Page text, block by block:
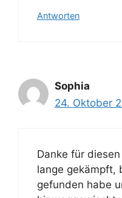
Antworten
Sophia
24. Oktober
Danke für
lange gekämpft,
gefunden habe